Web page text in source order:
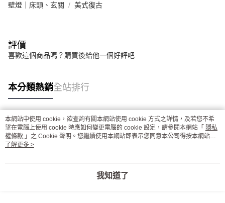
壁燈｜床頭、玄關 美式復古
評價
喜歡這個商品嗎？購買後給他一個好評吧
本分類熱銷全站排行
熱門標籤
本網站中使用 cookie，欲查詢有關本網站使用 cookie 方式之詳情，及若您不希
望在電腦上使用 cookie 時應如何變更電腦的 cookie 設定，請參閱本網站「 隱私
權條款 」之 Cookie 聲明。您繼續使用本網站即表示您同意本公司得按本網站使
用條款之 Cookie 聲明使用 cookie。
了解更多 >
我知道了